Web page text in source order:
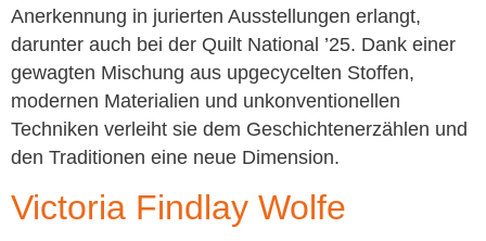
Anerkennung in jurierten Ausstellungen erlangt,
darunter auch bei der Quilt National ’25. Dank einer
gewagten Mischung aus upgecycelten Stoffen,
modernen Materialien und unkonventionellen
Techniken verleiht sie dem Geschichtenerzählen und
den Traditionen eine neue Dimension.
Victoria Findlay Wolfe